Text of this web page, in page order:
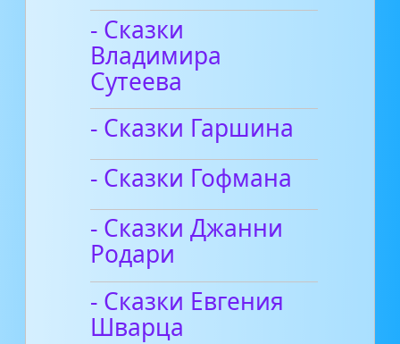
- Сказки
Владимира
Сутеева
- Сказки Гаршина
- Сказки Гофмана
- Сказки Джанни
Родари
- Сказки Евгения
Шварца